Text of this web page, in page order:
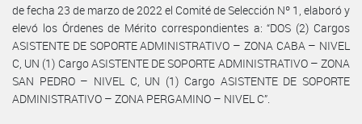
de fecha 23 de marzo de 2022 el Comité de Selección Nº 1, elaboró y
elevó los Órdenes de Mérito correspondientes a: “DOS (2) Cargos
ASISTENTE DE SOPORTE ADMINISTRATIVO – ZONA CABA – NIVEL
C, UN (1) Cargo ASISTENTE DE SOPORTE ADMINISTRATIVO – ZONA
SAN PEDRO – NIVEL C, UN (1) Cargo ASISTENTE DE SOPORTE
ADMINISTRATIVO – ZONA PERGAMINO – NIVEL C”.